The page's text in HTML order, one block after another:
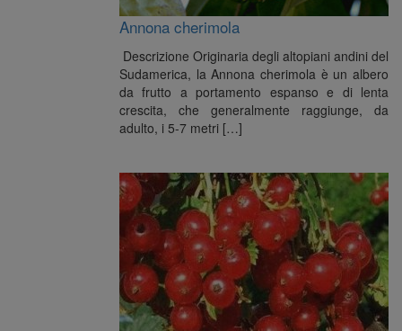
Annona cherimola
Descrizione Originaria degli altopiani andini del
Sudamerica, la Annona cherimola è un albero
da frutto a portamento espanso e di lenta
crescita, che generalmente raggiunge, da
adulto, i 5-7 metri […]